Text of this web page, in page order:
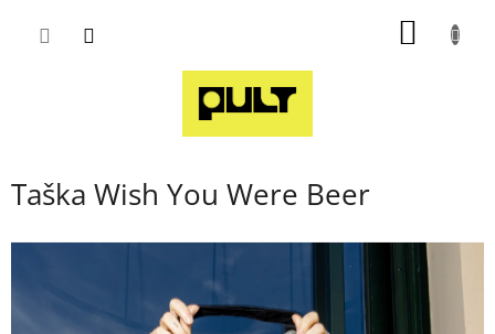
Taška Wish You Were Beer